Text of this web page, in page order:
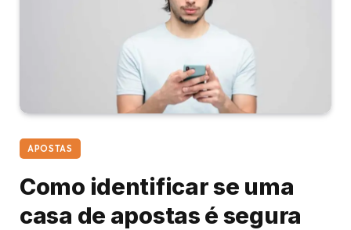
APOSTAS
Como identificar se uma
casa de apostas é segura